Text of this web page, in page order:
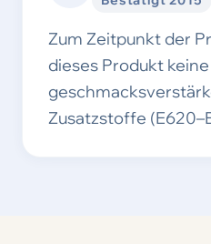
Zum Zeitpunkt der
dieses Produkt keine
Zusatzstoffe